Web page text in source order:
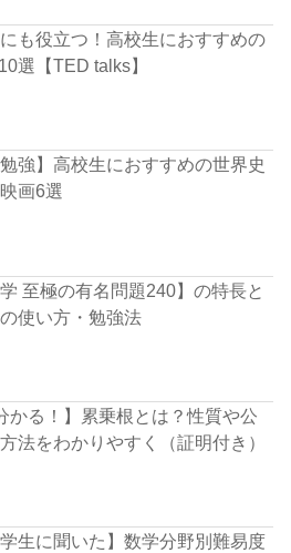
も役立つ！高校生におすすめの
選【TED talks】
勉強】高校生におすすめの世界史
画6選
学 至極の有名問題240】の特長と
使い方・勉強法
かる！】累乗根とは？性質や公
法をわかりやすく（証明付き）
学生に聞いた】数学分野別難易度